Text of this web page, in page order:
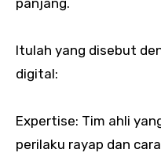
panjang.
Itulah yang disebut
digital:
Expertise: Tim ahli
perilaku rayap dan